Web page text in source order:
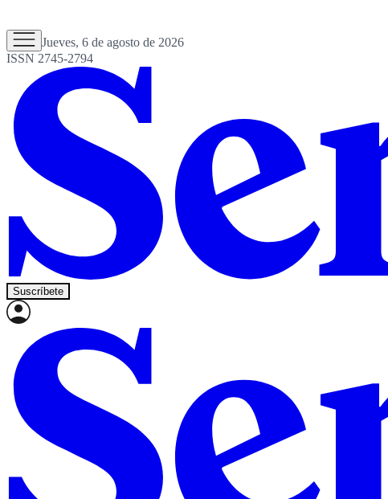
Jueves, 6 de agosto de 2026
ISSN 2745-2794
Suscríbete